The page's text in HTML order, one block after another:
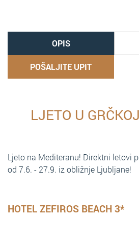
OPIS
POŠALJITE UPIT
LJETO U
Ljeto na Mediteranu! Direktni letovi
od 7.6. - 27.9. iz obližnje Ljubljane!
HOTEL ZEFIROS BEACH 3*